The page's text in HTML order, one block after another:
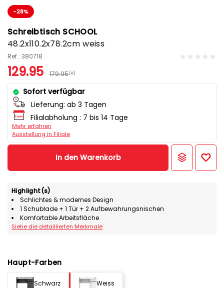
-28%
Schreibtisch SCHOOL
48.2x110.2x78.2cm weiss
Ref.: 380718
129.95 179.95(A)
Sofort verfügbar
Lieferung: ab 3 Tagen
Filialabholung : 7 bis 14 Tage
Mehr erfahren
Ausstellung in Filiale
In den Warenkorb
Highlight(s)
Schlichtes & modernes Design
1 Schublade + 1 Tür + 2 Aufbewahrungsnischen
Komfortable Arbeitsfläche
Siehe die detaillierten Merkmale
Haupt-Farben
Schwarz Weiss